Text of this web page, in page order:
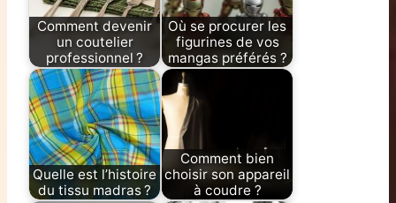
Comment devenir
un coutelier
professionnel ?
Où se procurer les
figurines de vos
mangas préférés ?
Quelle est l’histoire
du tissu madras ?
Comment bien
choisir son appareil
à coudre ?